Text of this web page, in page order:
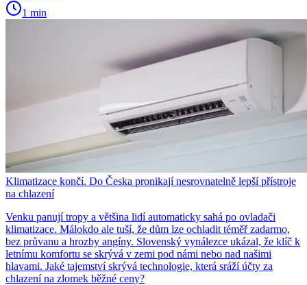
1 min
Klimatizace končí. Do Česka pronikají nesrovnatelně lepší přístroje
na chlazení
Venku panují tropy a většina lidí automaticky sahá po ovladači
klimatizace. Málokdo ale tuší, že dům lze ochladit téměř zadarmo,
bez průvanu a hrozby angíny. Slovenský vynálezce ukázal, že klíč k
letnímu komfortu se skrývá v zemi pod námi nebo nad našimi
hlavami. Jaké tajemství skrývá technologie, která sráží účty za
chlazení na zlomek běžné ceny?